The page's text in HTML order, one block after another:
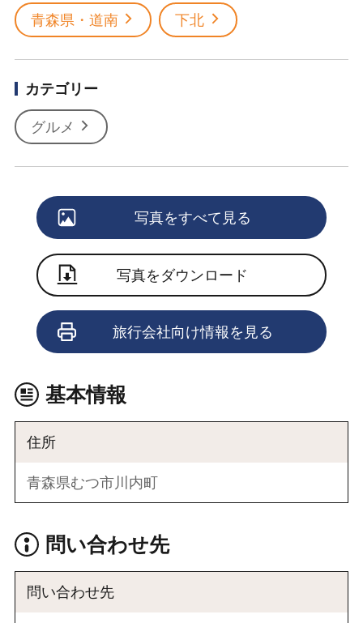
青森県・道南 下北
カテゴリー
グルメ
写真をすべて見る
写真をダウンロード
旅行会社向け情報を見る
基本情報
住所
青森県むつ市川内町
問い合わせ先
問い合わせ先